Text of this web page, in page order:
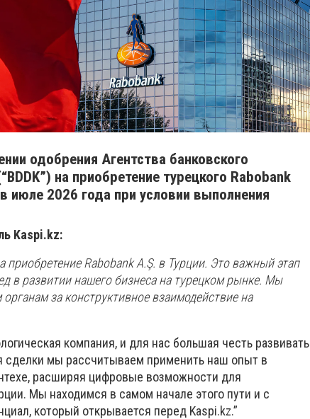
одобрения Агентства банковского
на приобретение турецкого Rabobank
июле 2026 года при условии выполнения
Kaspi.kz:
приобретение Rabobank A.Ş. в Турции. Это важный этап
в развитии нашего бизнеса на турецком рынке. Мы
за конструктивное взаимодействие на
компания, и для нас большая честь развивать
сделки мы рассчитываем применить наш опыт в
расширяя цифровые возможности для
Мы находимся в самом начале этого пути и с
который открывается перед Kaspi.kz.”